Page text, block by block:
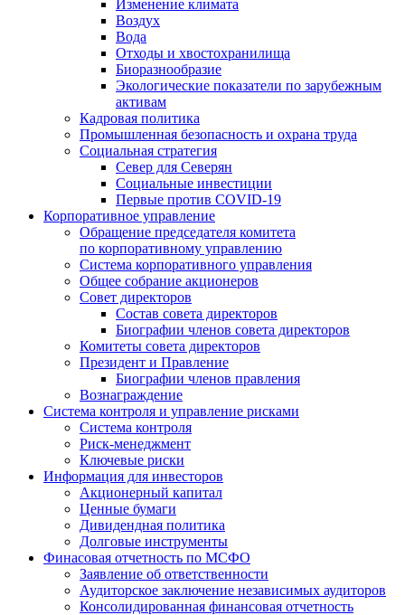
Изменение климата
Воздух
Вода
Отходы и хвостохранилища
Биоразнообразие
Экологические показатели по зарубежным
активам
Кадровая политика
Промышленная безопасность и охрана труда
Социальная стратегия
Север для Северян
Социальные инвестиции
Первые против COVID‑19
Корпоративное управление
Обращение председателя комитета
по корпоративному управлению
Система корпоративного управления
Общее собрание акционеров
Совет директоров
Состав совета директоров
Биографии членов совета директоров
Комитеты совета директоров
Президент и Правление
Биографии членов правления
Вознаграждение
Система контроля и управление рисками
Система контроля
Риск-менеджмент
Ключевые риски
Информация для инвесторов
Акционерный капитал
Ценные бумаги
Дивидендная политика
Долговые инструменты
Финасовая отчетность по МСФО
Заявление об ответственности
Аудиторское заключение независимых аудиторов
Консолидированная финансовая отчетность